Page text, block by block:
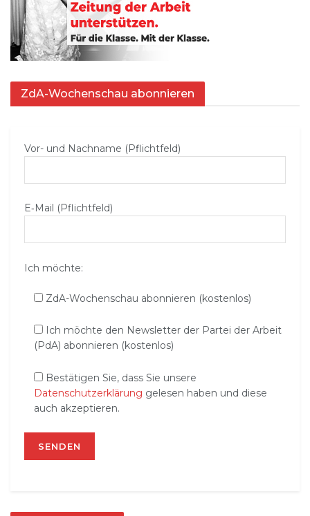
ZdA-Wochenschau abonnieren
Vor- und Nachname (Pflichtfeld)
E‑Mail (Pflichtfeld)
Ich möchte:
ZdA-Wochenschau abonnieren (kostenlos)
Ich möchte den Newsletter der Partei der Arbeit
(PdA) abonnieren (kostenlos)
Bestätigen Sie, dass Sie unsere
Datenschutzerklärung gelesen haben und diese
auch akzeptieren.